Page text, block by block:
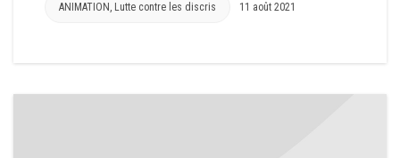
ANIMATION , Lutte contre les discris 11 août 2021